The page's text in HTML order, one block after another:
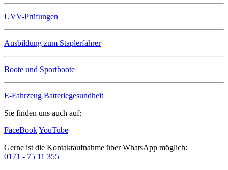
UVV-Prüfungen
Ausbildung zum Staplerfahrer
Boote und Sportboote
E-Fahrzeug Batteriegesundheit
Sie finden uns auch auf:
FaceBookYouTube
Gerne ist die Kontaktaufnahme überWhatsApp möglich:
0171 - 75 11 355